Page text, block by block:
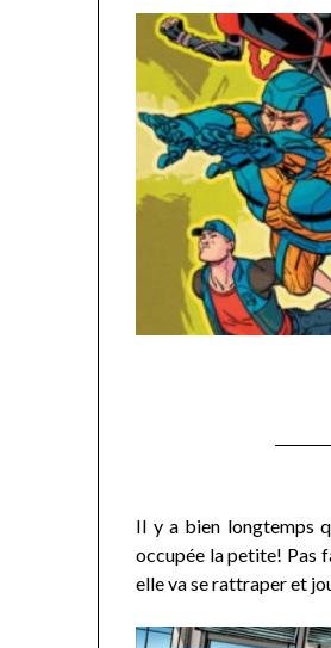
Il y a bien longtemps
occupée la petite! Pas
elle va se rattraper et